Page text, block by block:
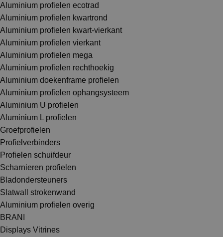
Aluminium profielen ecotrad
Aluminium profielen kwartrond
Aluminium profielen kwart-vierkant
Aluminium profielen vierkant
Aluminium profielen mega
Aluminium profielen rechthoekig
Aluminium doekenframe profielen
Aluminium profielen ophangsysteem
Aluminium U profielen
Aluminium L profielen
Groefprofielen
Profielverbinders
Profielen schuifdeur
Scharnieren profielen
Bladondersteuners
Slatwall strokenwand
Aluminium profielen overig
BRANI
Displays Vitrines